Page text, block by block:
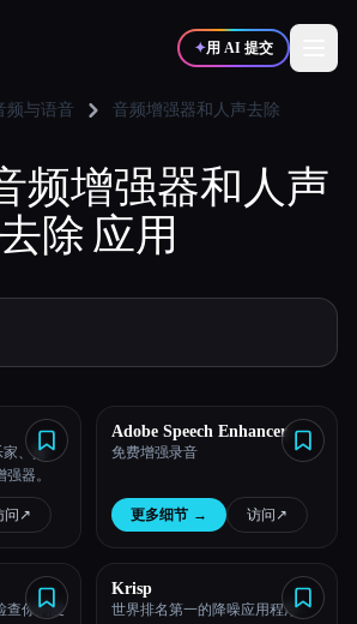
✦用 AI 提交
🎨设计师
📈 营销
频与语音 音频增强器和人声去除
频增强器和人声
去除应用
、播
器。
问 ↗︎
Adobe Speech Enhancer
免费增强录音
更多细节 → 访问 ↗︎
查你的麦
Krisp
世界排名第一的降噪应用程序 -